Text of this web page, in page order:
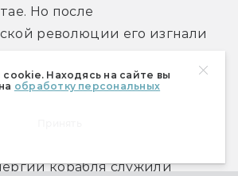
Находясь на сайте вы
обработку персональных
Но после
революции его изгнали
духов, куда люди боялись
слухов о призраках древних.
корабля служили